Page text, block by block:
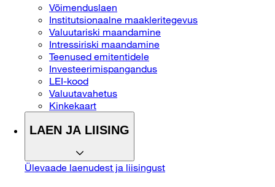
Võimenduslaen
Institutsionaalne maakleritegevus
Valuutariski maandamine
Intressiriski maandamine
Teenused emitentidele
Investeerimispangandus
LEI-kood
Valuutavahetus
Kinkekaart
LAEN JA LIISING
Ülevaade laenudest ja liisingust